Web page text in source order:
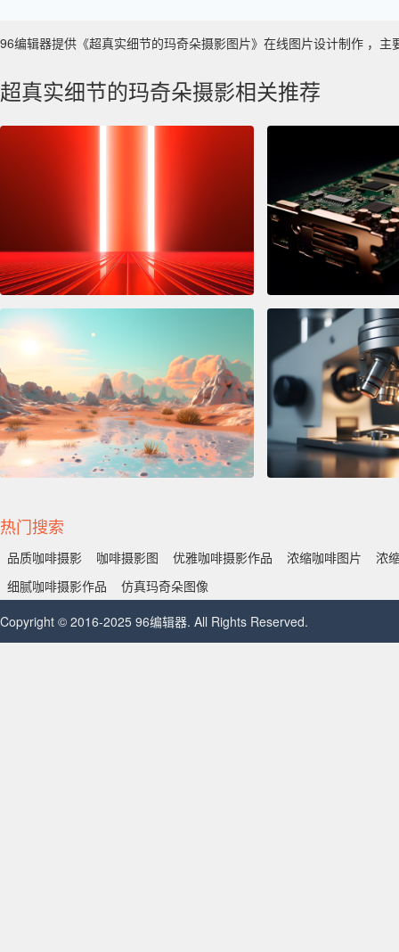
96编辑器提供《超真实细节的玛奇朵摄影图片》在线图片设计制作 ，
超真实细节的玛奇朵摄影相关推荐
热门搜索
品质咖啡摄影 咖啡摄影图 优雅咖啡摄影作品 浓缩咖啡图片
浓
细腻咖啡摄影作品
仿真玛奇朵图像
Copyright © 2016-2025 96编辑器. All Rights Reserved.